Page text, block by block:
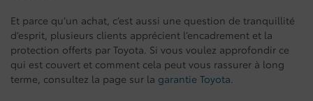
Et parce qu’un achat, c’est aussi une question de tranquillité
d’esprit, plusieurs clients apprécient l’encadrement et la
protection offerts par Toyota. Si vous voulez approfondir ce
qui est couvert et comment cela peut vous rassurer à long
terme, consultez la page sur la garantie Toyota.